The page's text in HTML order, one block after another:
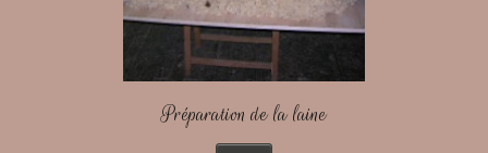
Préparation de la laine